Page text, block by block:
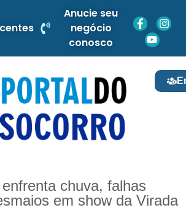
Anucie seu
negócio
conosco
chuva, falhas
em show da Virada